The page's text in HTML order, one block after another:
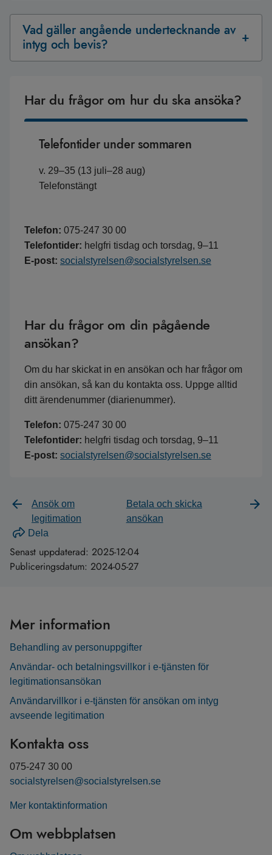
Vad gäller angående undertecknande av
intyg och bevis?
Har du frågor om hur du ska ansöka?
Telefontider under sommaren
v. 29–35 (13 juli–28 aug)
Telefonstängt
Telefon: 075-247 30 00
Telefontider: helgfri tisdag och torsdag, 9–11
E-post: socialstyrelsen@socialstyrelsen.se
Har du frågor om din pågående
ansökan?
Om du har skickat in en ansökan och har frågor om
din ansökan, så kan du kontakta oss. Uppge alltid
ditt ärendenummer (diarienummer).
Telefon: 075-247 30 00
Telefontider: helgfri tisdag och torsdag, 9–11
E-post: socialstyrelsen@socialstyrelsen.se
Ansök om
legitimation
Betala och skicka
ansökan
Dela
Senast uppdaterad: 2025-12-04
Publiceringsdatum: 2024-05-27
Mer information
Behandling av personuppgifter
Användar- och betalningsvillkor i e-tjänsten för
legitimationsansökan
Användarvillkor i e-tjänsten för ansökan om intyg
avseende legitimation
Kontakta oss
075-247 30 00
socialstyrelsen@socialstyrelsen.se
Mer kontaktinformation
Om webbplatsen